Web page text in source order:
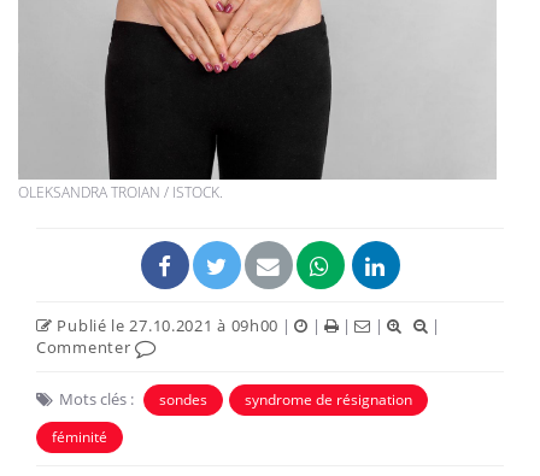
OLEKSANDRA TROIAN / ISTOCK.
Publié le 27.10.2021 à 09h00 | | | |
|
Commenter
Mots clés : sondes
syndrome de résignation
féminité